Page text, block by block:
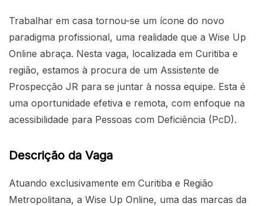
Trabalhar em casa tornou-se um ícone do novo
paradigma profissional, uma realidade que a Wise Up
Online abraça. Nesta vaga, localizada em Curitiba e
região, estamos à procura de um Assistente de
Prospecção JR para se juntar à nossa equipe. Esta é
uma oportunidade efetiva e remota, com enfoque na
acessibilidade para Pessoas com Deficiência (PcD).
Descrição da Vaga
Atuando exclusivamente em Curitiba e Região
Metropolitana, a Wise Up Online, uma das marcas da